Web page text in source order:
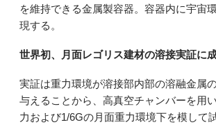
を維持できる金属製容器。容器内に宇宙
現する。
世界初、月面レゴリス建材の溶接実証に
実証は重力環境が溶接部内部の溶融金属
与えることから、高真空チャンバーを用
力および1/6Gの月面重力環境下を模して